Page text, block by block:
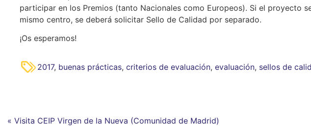
participar en los Premios (tanto Nacionales como Europeos). Si el proyecto
mismo centro, se deberá solicitar Sello de Calidad por separado.
¡Os esperamos!
2017, buenas prácticas, criterios de evaluación, evaluación, sellos de
« Visita CEIP Virgen de la Nueva (Comunidad de Madrid)